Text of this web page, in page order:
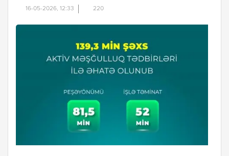
16-05-2026, 12:33 220